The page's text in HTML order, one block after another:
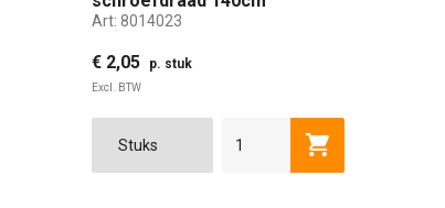
Art: 8014023
€ 2,05 p. stuk
Excl. BTW
Toevoegen aan